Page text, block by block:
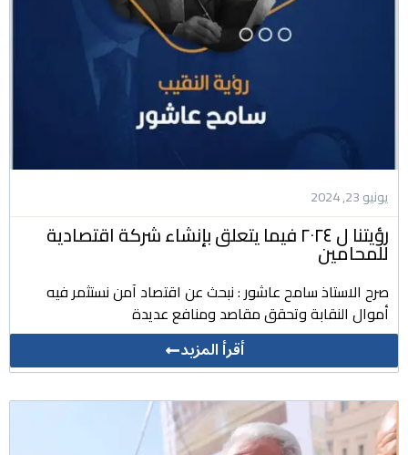
يونيو 23, 2024
رؤيتنا ل ٢٠٢٤ فيما يتعلق بإنشاء شركة اقتصادية
للمحامين
صرح الاستاذ سامح عاشور : نبحث عن اقتصاد آمن نستثمر فيه
أموال النقابة وتحقق مقاصد ومنافع عديدة
أقرأ المزيد